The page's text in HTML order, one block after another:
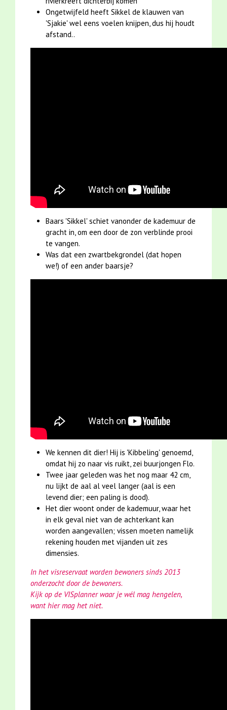
Ongetwijfeld heeft Sikkel de klauwen van
'Sjakie' wel eens voelen knijpen, dus hij houdt
afstand..
Baars 'Sikkel' schiet vanonder de kademuur de
gracht in, om een door de zon verblinde prooi
te vangen.
Was dat een zwartbekgrondel (dat hopen
we!) of een ander baarsje?
We kennen dit dier! Hij is 'Kibbeling' genoemd,
omdat hij zo naar vis ruikt, zei buurjongen Flo.
Twee jaar geleden was het nog maar 42 cm,
nu lijkt de aal al veel langer (aal is een
levend dier; een paling is dood).
Het dier woont onder de kademuur, waar het
in elk geval niet van de achterkant kan
worden aangevallen; vissen moeten namelijk
rekening houden met vijanden uit zes
dimensies.
In het visreservaat worden bewoners sinds 2013
onderzocht door de bewoners.
Kijk op de VISplanner waar je wél mag hengelen,
want hier mag het niet.